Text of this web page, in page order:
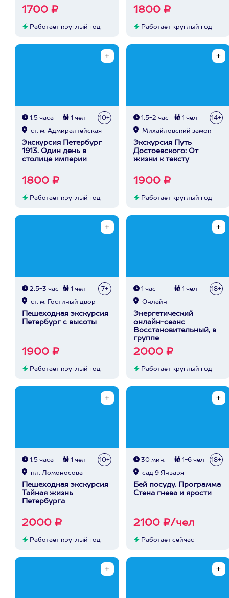
1700 ₽
Работает круглый год
1800 ₽
Работает круглый год
1,5 часа 1 чел 10+
ст. м. Адмиралтейская
Экскурсия Петербург
1913. Один день в
столице империи
1800 ₽
Работает круглый год
1,5-2 час 1 чел 14+
Михайловский замок
Экскурсия Путь
Достоевского: От
жизни к тексту
1900 ₽
Работает круглый год
2,5-3 час 1 чел 7+
ст. м. Гостиный двор
Пешеходная экскурсия
Петербург с высоты
1900 ₽
Работает круглый год
1 час 1 чел 18+
Онлайн
Энергетический
онлайн-сеанс
Восстановительный, в
группе
2000 ₽
Работает круглый год
1,5 часа 1 чел 10+
пл. Ломоносова
Пешеходная экскурсия
Тайная жизнь
Петербурга
2000 ₽
Работает круглый год
30 мин. 1-6 чел 18+
сад 9 Января
Бей посуду. Программа
Стена гнева и ярости
2100 ₽/чел
Работает сейчас